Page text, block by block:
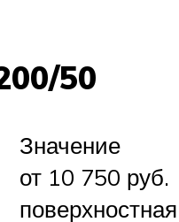
50
Значение
от 10 750 руб.
поверхностная